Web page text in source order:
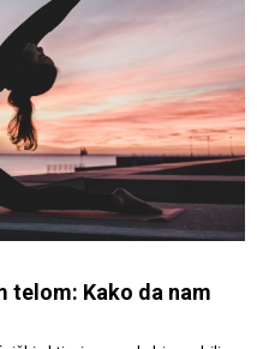
telom: Kako da nam